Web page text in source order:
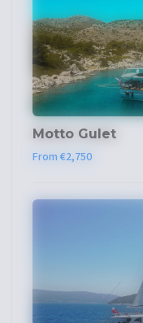
Motto Gulet
From €2,750